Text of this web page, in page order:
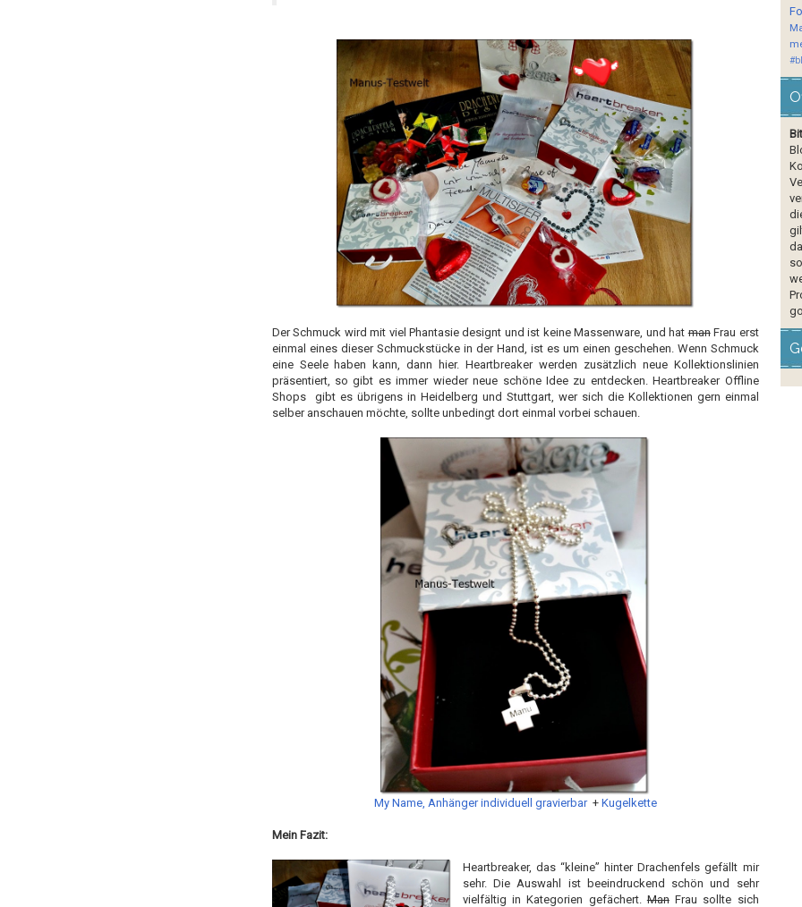
Der Schmuck wird mit viel Phantasie designt und ist keine Massenware, und hatmanFrau erst
einmal eines dieser Schmuckstücke in der Hand, ist es um einen geschehen. Wenn Schmuck
eine Seele haben kann, dann hier. Heartbreaker werden zusätzlich neue Kollektionslinien
präsentiert, so gibt es immer wieder neue schöne Idee zu entdecken. Heartbreaker Offline
Shops gibt es übrigens in Heidelberg und Stuttgart, wer sich die Kollektionen gern einmal
selber anschauen möchte, sollte unbedingt dort einmal vorbei schauen.
My Name, Anhänger individuell gravierbar + Kugelkette
Mein Fazit:
Heartbreaker, das “kleine” hinter Drachenfels gefällt mir
sehr. Die Auswahl ist beeindruckend schön und sehr
vielfältig in Kategorien gefächert.ManFrau sollte sich